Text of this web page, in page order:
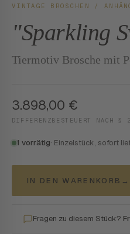
VINTAGE BROSCHEN /
"Sparkling
Tiermotiv Brosche mit
3.898,00 €
DIFFERENZBESTEUERT NACH §
1 vorrätig· Einzelstück, sofort
IN DEN WARENKORB →
Fragen zu diesem Stück?